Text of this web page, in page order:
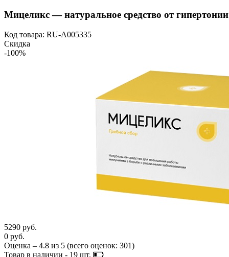
Мицеликс — натуральное средство от гипертонии
Код товара: RU-A005335
Скидка
-100%
5290 руб.
0 руб.
Оценка – 4.8 из 5 (всего оценок: 301)
Товар в наличии - 19 шт.